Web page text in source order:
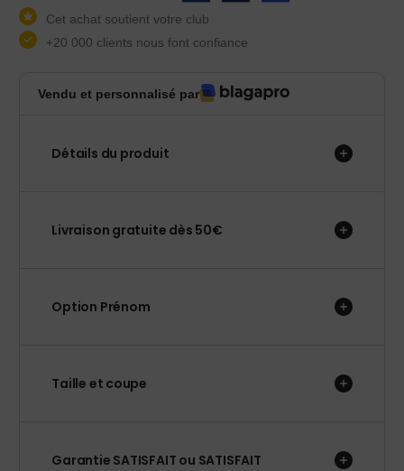
Cet achat soutient votre club
+20 000 clients nous font confiance
Vendu et personnalisé par
Détails du produit
Livraison gratuite dès 50€
Option Prénom
Taille et coupe
Garantie SATISFAIT ou SATISFAIT